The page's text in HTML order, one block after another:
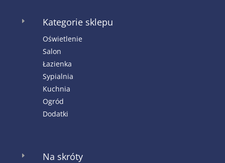
E Kategorie sklepu
Oświetlenie
Salon
Łazienka
Sypialnia
Kuchnia
Ogród
Dodatki
E Na skróty